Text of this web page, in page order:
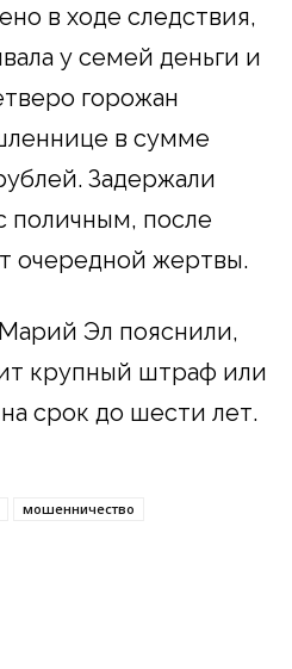
в ходе следствия,
у семей деньги и
горожан
в сумме
Задержали
поличным, после
очередной жертвы.
Эл пояснили,
крупный штраф или
срок до шести лет.
мошенничество